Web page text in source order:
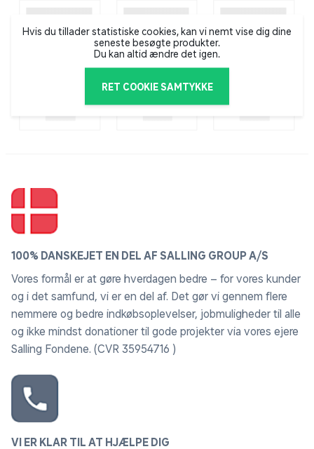
Hvis du tillader statistiske cookies, kan vi nemt vise dig dine
seneste besøgte produkter.
Du kan altid ændre det igen.
RET COOKIE SAMTYKKE
100% DANSKEJET EN DEL AF SALLING GROUP A/S
Vores formål er at gøre hverdagen bedre – for vores kunder
og i det samfund, vi er en del af. Det gør vi gennem flere
nemmere og bedre indkøbsoplevelser, jobmuligheder til alle
og ikke mindst donationer til gode projekter via vores ejere
Salling Fondene. (CVR 35954716 )
VI ER KLAR TIL AT HJÆLPE DIG